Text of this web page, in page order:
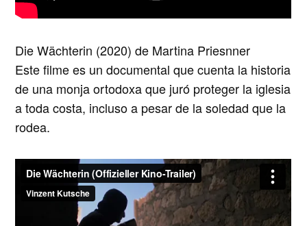
Die Wächterin (2020) de Martina Priesnner
Este filme es un documental que cuenta la historia
de una monja ortodoxa que juró proteger la iglesia
a toda costa, incluso a pesar de la soledad que la
rodea.